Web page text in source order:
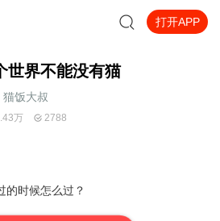
打开APP
世界不能没有猫
猫饭大叔
万 2788
的时候怎么过？